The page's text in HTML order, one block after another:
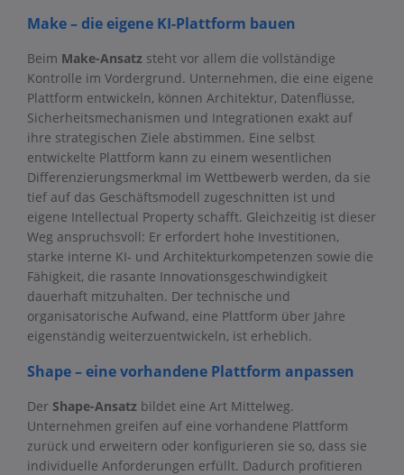
Make – die eigene KI-Plattform bauen
Beim Make-Ansatz steht vor allem die vollständige
Kontrolle im Vordergrund. Unternehmen, die eine eigene
Plattform entwickeln, können Architektur, Datenflüsse,
Sicherheitsmechanismen und Integrationen exakt auf
ihre strategischen Ziele abstimmen. Eine selbst
entwickelte Plattform kann zu einem wesentlichen
Differenzierungsmerkmal im Wettbewerb werden, da sie
tief auf das Geschäftsmodell zugeschnitten ist und
eigene Intellectual Property schafft. Gleichzeitig ist dieser
Weg anspruchsvoll: Er erfordert hohe Investitionen,
starke interne KI- und Architekturkompetenzen sowie die
Fähigkeit, die rasante Innovationsgeschwindigkeit
dauerhaft mitzuhalten. Der technische und
organisatorische Aufwand, eine Plattform über Jahre
eigenständig weiterzuentwickeln, ist erheblich.
Shape – eine vorhandene Plattform anpassen
Der Shape-Ansatz bildet eine Art Mittelweg.
Unternehmen greifen auf eine vorhandene Plattform
zurück und erweitern oder konfigurieren sie so, dass sie
individuelle Anforderungen erfüllt. Dadurch profitieren